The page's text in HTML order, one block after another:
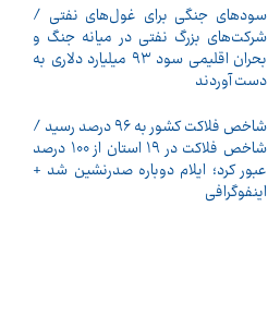
سودهای جنگی برای غول‌های نفتی /
شرکت‌های بزرگ نفتی در میانه جنگ و
بحران اقلیمی سود ۹۳ میلیارد دلاری به
دست آوردند
شاخص فلاکت کشور به ۹۶ درصد رسید /
شاخص فلاکت در ۱۹ استان از ۱۰۰ درصد
عبور کرد؛ ایلام دوباره صدرنشین شد +
اینفوگرافی